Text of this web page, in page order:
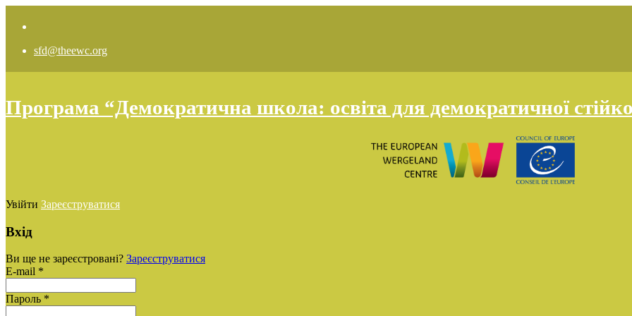
sfd@theewc.org
Програма “Демократична школа: освіта для демократичної
Увійти Зареєструватися
Вхід
Ви ще не зареєстровані? Зареєструватися
E-mail *
Пароль *